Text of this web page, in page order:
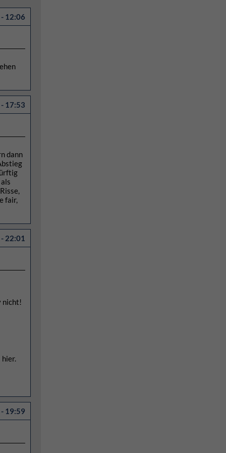
12:06
17:53
dann
fair,
22:01
nicht!
hier.
19:59